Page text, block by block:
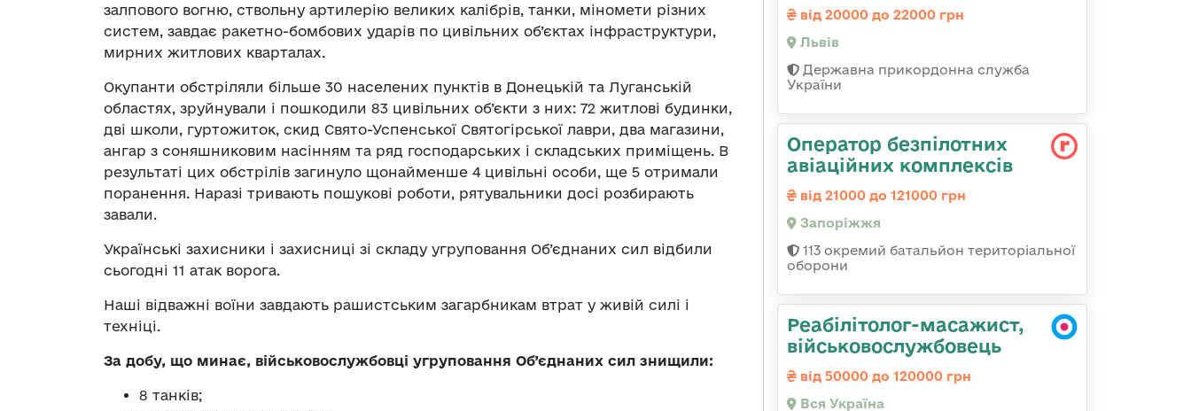
залпового вогню, ствольну артилерію великих калібрів, танки, міномети різних
систем, завдає ракетно-бомбових ударів по цивільних об’єктах інфраструктури,
мирних житлових кварталах.
Окупанти обстріляли більше 30 населених пунктів в Донецькій та Луганській
областях, зруйнували і пошкодили 83 цивільних об’єкти з них: 72 житлові будинки,
дві школи, гуртожиток, скид Свято-Успенської Святогірської лаври, два магазини,
ангар з соняшниковим насінням та ряд господарських і складських приміщень. В
результаті цих обстрілів загинуло щонайменше 4 цивільні особи, ще 5 отримали
поранення. Наразі тривають пошукові роботи, рятувальники досі розбирають
завали.
Українські захисники і захисниці зі складу угруповання Об’єднаних сил відбили
сьогодні 11 атак ворога.
Наші відважні воїни завдають рашистським загарбникам втрат у живій силі і
техніці.
За добу, що минає, військовослужбовці угруповання Об’єднаних сил знищили:
8 танків;
від 20000 до 22000 грн
Львів
Державна прикордонна служба
України
Оператор безпілотних
авіаційних комплексів
від 21000 до 121000 грн
Запоріжжя
113 окремий батальйон територіальної
оборони
Реабілітолог-масажист,
військовослужбовець
від 50000 до 120000 грн
Вся Україна